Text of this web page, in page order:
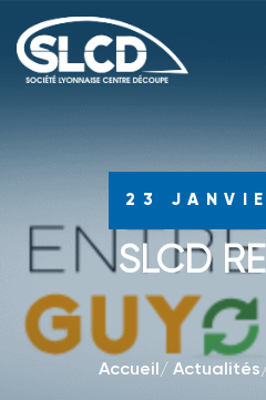
23
SLCD
Accueil / Actualités